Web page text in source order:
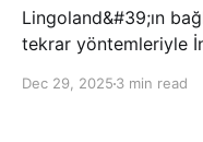
Lingoland&#39;ın
tekrar yöntemleriyle
hatırlayabilir ve
Dec 29, 2025 3 min read